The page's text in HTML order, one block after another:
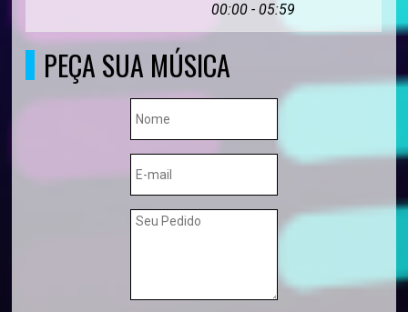
00:00 - 05:59
PEÇA SUA MÚSICA